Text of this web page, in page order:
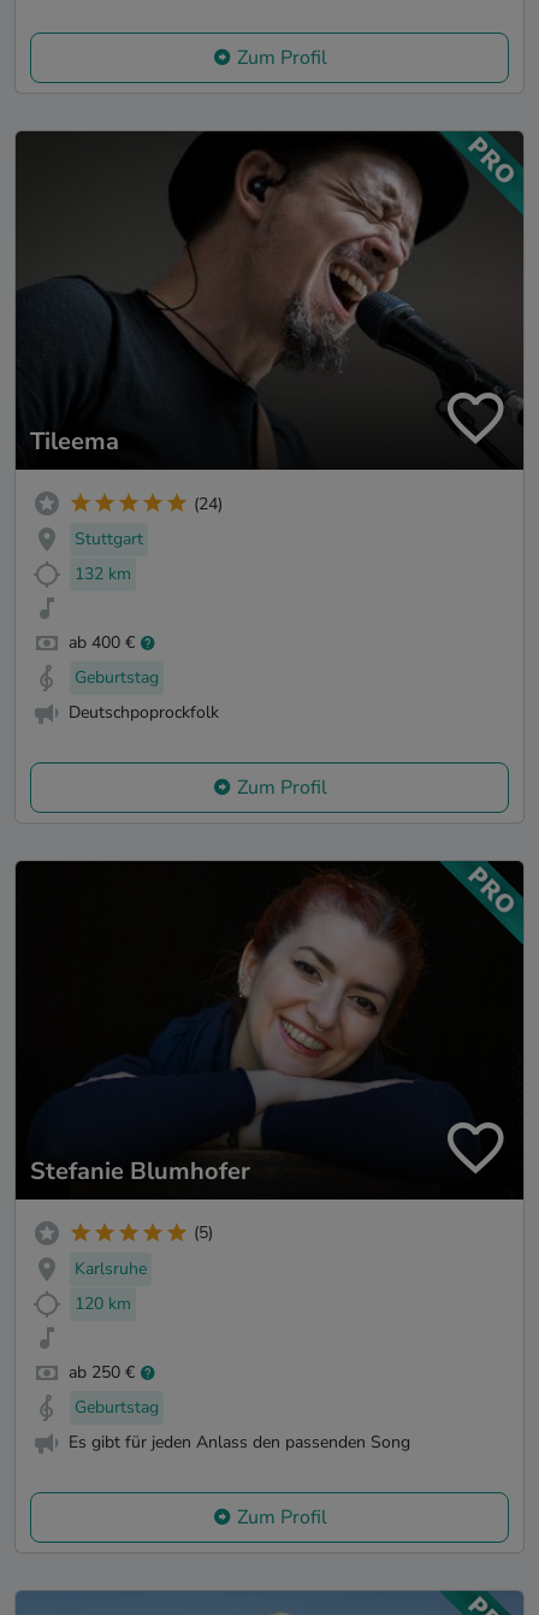
Zum Profil
Tileema
(24)
Stuttgart
132 km
ab 400 €
Geburtstag
Deutschpoprockfolk
Zum Profil
Stefanie Blumhofer
(5)
Karlsruhe
120 km
ab 250 €
Geburtstag
Es gibt für jeden Anlass den passenden Song
Zum Profil